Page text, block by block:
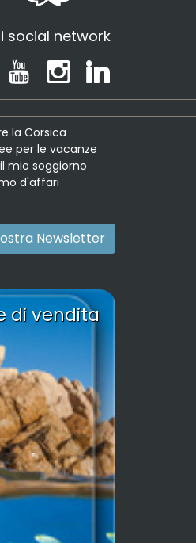
social network
la Corsica
per le vacanze
mio soggiorno
d'affari
Newsletter
di vendita